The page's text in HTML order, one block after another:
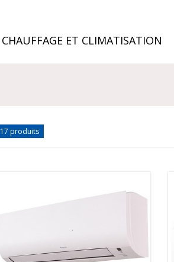
CHAUFFAGE ET CLIMATISATION
17 produits